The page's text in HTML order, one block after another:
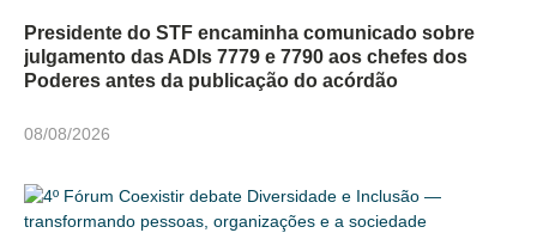
Presidente do STF encaminha comunicado sobre
julgamento das ADIs 7779 e 7790 aos chefes dos
Poderes antes da publicação do acórdão
08/08/2026